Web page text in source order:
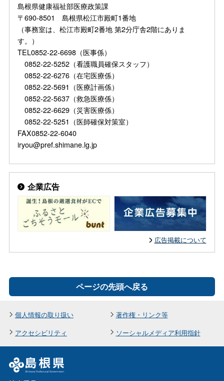
島根県健康福祉部医療政策課
〒690-8501 島根県松江市殿町1番地
（事務室は、松江市殿町2番地 第2分庁舎2階にありま
す。）
TEL0852-22-6698（医事係）
0852-22-5252（看護職員確保スタッフ）
0852-22-6276（在宅医療係）
0852-22-5691（医療計画係）
0852-22-5637（救急医療係）
0852-22-6629（災害医療係）
0852-22-5251（医師確保対策室）
FAX0852-22-6040
iryou@pref.shimane.lg.jp
企業広告
広告掲載について
ページの先頭へ戻る
個人情報の取り扱い
著作権・リンク等
アクセシビリティ
ソーシャルメディア利用指針